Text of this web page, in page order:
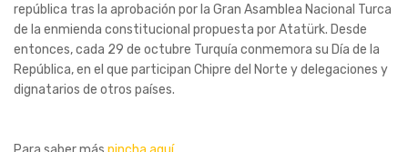
república tras la aprobación por la Gran Asamblea Nacional Turca
de la enmienda constitucional propuesta por Atatürk. Desde
entonces, cada 29 de octubre Turquía conmemora su Día de la
República, en el que participan Chipre del Norte y delegaciones y
dignatarios de otros países.